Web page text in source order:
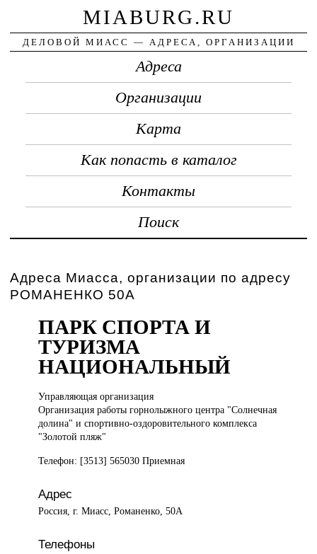
MIABURG.RU
ДЕЛОВОЙ МИАСС — АДРЕСА, ОРГАНИЗАЦИИ
Адреса
Организации
Карта
Как попасть в каталог
Контакты
Поиск
Адреса Миасса, организации по адресу
РОМАНЕНКО 50А
ПАРК СПОРТА И
ТУРИЗМА
НАЦИОНАЛЬНЫЙ
Управляющая организация
Организация работы горнолыжного центра "Солнечная
долина" и спортивно-оздоровительного комплекса
"Золотой пляж"
Телефон: [3513] 565030 Приемная
Адрес
Россия, г. Миасс, Романенко, 50А
Телефоны